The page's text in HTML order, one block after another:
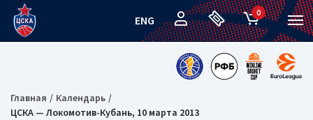
ENG
0
Главная
Календарь
ЦСКА — Локомотив-Кубань, 10 марта 2013